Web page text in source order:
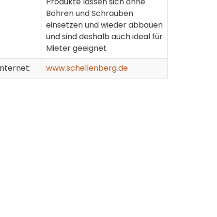
Bohren und Schrauben
einsetzen und wieder abbauen
und sind deshalb auch ideal für
Mieter geeignet
www.schellenberg.de